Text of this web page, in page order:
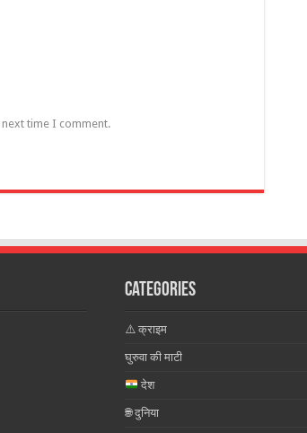
time I comment.
Categories
⚠️ क्राइम
घुरुवा की माटी
देश
🌐 दुनिया